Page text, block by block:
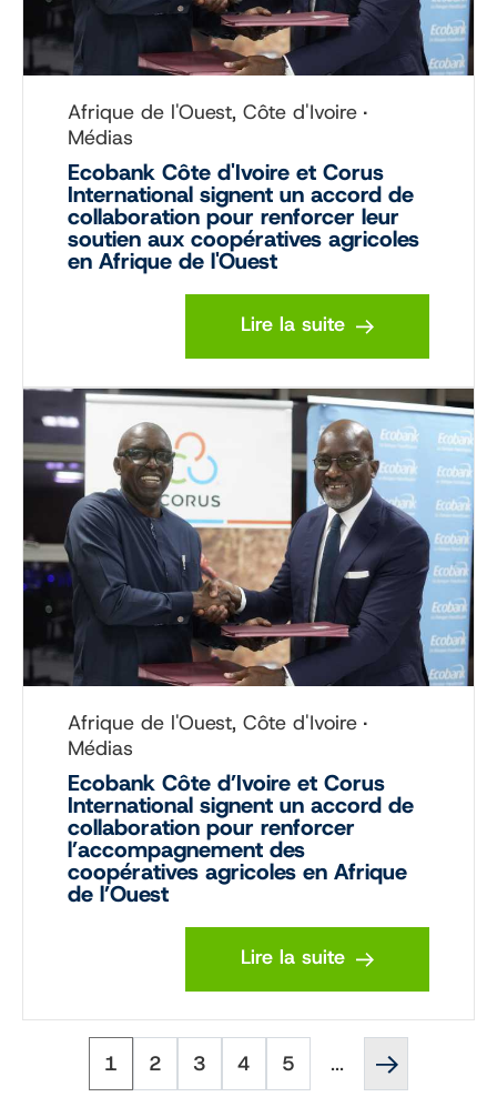
Afrique de l'Ouest, Côte d'Ivoire
Médias
Ecobank Côte d'Ivoire et Corus
International signent un accord de
collaboration pour renforcer leur
soutien aux coopératives agricoles
en Afrique de l'Ouest
Lire la suite
Afrique de l'Ouest, Côte d'Ivoire
Médias
Ecobank Côte d’Ivoire et Corus
International signent un accord de
collaboration pour renforcer
l’accompagnement des
coopératives agricoles en Afrique
de l’Ouest
Lire la suite
Pagination
1 2 3 4 5 ...
suivante